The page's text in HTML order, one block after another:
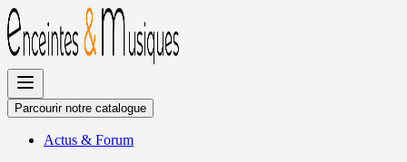
Allez
au
contenu
Parcourir notre catalogue
Actus & Forum